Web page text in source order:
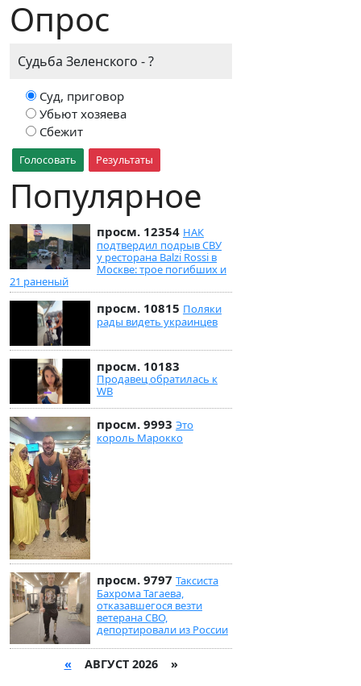
Опрос
Судьба Зеленского - ?
Суд, приговор
Убьют хозяева
Сбежит
Голосовать Результаты
Популярное
просм. 12354 НАК
подтвердил подрыв СВУ
у ресторана Balzi Rossi в
Москве: трое погибших и
21 раненый
просм. 10815 Поляки
рады видеть украинцев
просм. 10183
Продавец обратилась к
WB
просм. 9993 Это
король Марокко
просм. 9797 Таксиста
Бахрома Тагаева,
отказавшегося везти
ветерана СВО,
депортировали из России
« АВГУСТ 2026 »